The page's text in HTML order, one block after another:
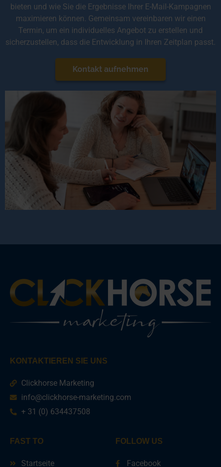
bieten und wie Sie die Ergebnisse Ihrer E-Mail-Kampagnen
maximieren können. Gemeinsam vereinbaren wir einen
Termin, um ein individuelles Angebot zu erstellen und
sicherzustellen, dass die Entwicklung in Ihren Zeitplan passt.
Kontakt aufnehmen
KONTAKTIEREN SIE UNS
Clickhorse Marketing
info@clickhorse-marketing.com
+ 31 (0) 634437508
FAST TO
Startseite
FOLLOW US
Facebook